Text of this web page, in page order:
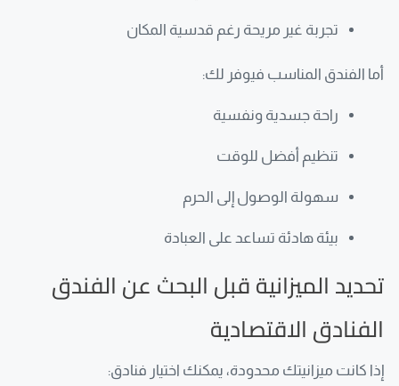
تجربة غير مريحة رغم قدسية المكان
أما الفندق المناسب فيوفر لك:
راحة جسدية ونفسية
تنظيم أفضل للوقت
سهولة الوصول إلى الحرم
بيئة هادئة تساعد على العبادة
تحديد الميزانية قبل البحث عن الفندق
الفنادق الاقتصادية
إذا كانت ميزانيتك محدودة، يمكنك اختيار فنادق: